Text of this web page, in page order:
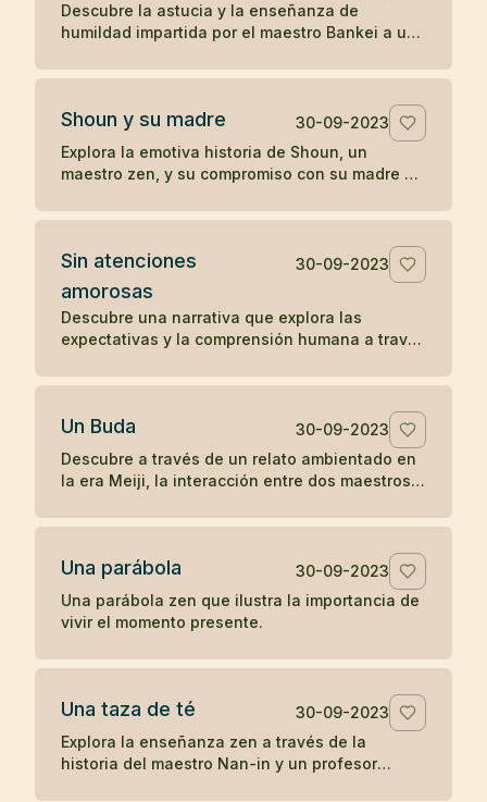
Descubre la astucia y la enseñanza de
humildad impartida por el maestro Bankei a un
destaca la simplicidad y directa sabiduría del
Shoun y su madre
30-09-2023
Explora la emotiva historia de Shoun, un
maestro zen, y su compromiso con su madre a
en reflexiones profundas sobre la existencia y
Sin atenciones
amorosas
30-09-2023
Descubre una narrativa que explora las
expectativas y la comprensión humana a través
una joven en la antigua China.
Un Buda
30-09-2023
Descubre a través de un relato ambientado en
la era Meiji, la interacción entre dos maestros
concepto de humanidad y la percepción del
Una parábola
30-09-2023
Una parábola zen que ilustra la importancia de
vivir el momento presente.
Una taza de té
30-09-2023
Explora la enseñanza zen a través de la
historia del maestro Nan-in y un profesor